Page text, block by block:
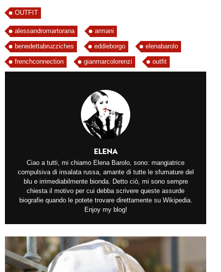
OUTFIT
alessandromartorana armani
benedettabruzziches eddieborgo elenabarolo
frenchconnection gianmarcolorenzi outfit
ELENA
Ciao a tutti, mi chiamo Elena Barolo, sono: mangiatrice
compulsiva di insalata russa, amante di tutte le sfumature del
blu e irrimediabilmente bionda. Detto ciò, mi sono sempre
chiesta il motivo per cui debba scrivere queste assurde
biografie quando le potete trovare direttamente su Wikipedia.
Enjoy my blog!